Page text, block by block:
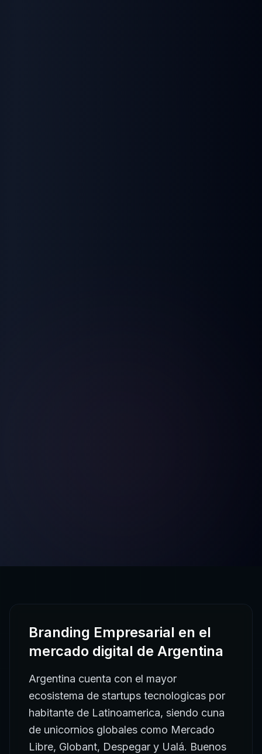
Branding Empresarial en el
mercado digital de Argentina
Argentina cuenta con el mayor
ecosistema de startups tecnologicas por
habitante de Latinoamerica, siendo cuna
de unicornios globales como Mercado
Libre, Globant, Despegar y Ualá. Buenos